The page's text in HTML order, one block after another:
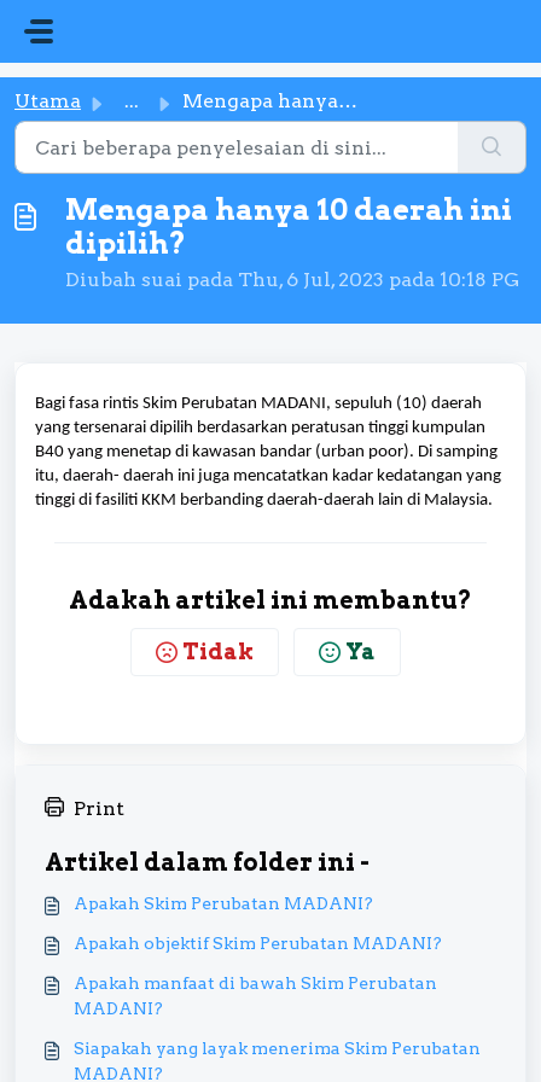
Utama ... Mengapa hanya 10 daerah ini dipilih?
Mengapa hanya 10 daerah ini
dipilih?
Diubah suai pada Thu, 6 Jul, 2023 pada 10:18 PG
Bagi fasa rintis Skim Perubatan MADANI, sepuluh (10) daerah
yang tersenarai dipilih berdasarkan peratusan tinggi kumpulan
B40 yang menetap di kawasan bandar (urban poor). Di samping
itu, daerah- daerah ini juga mencatatkan kadar kedatangan yang
tinggi di fasiliti KKM berbanding daerah-daerah lain di Malaysia.
Adakah artikel ini membantu?
Tidak Ya
Print
Artikel dalam folder ini -
Apakah Skim Perubatan MADANI?
Apakah objektif Skim Perubatan MADANI?
Apakah manfaat di bawah Skim Perubatan
MADANI?
Siapakah yang layak menerima Skim Perubatan
MADANI?